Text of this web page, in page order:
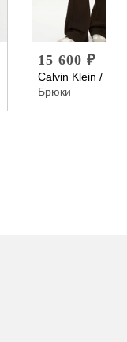
15 600 ₽
Calvin Klein /
Брюки